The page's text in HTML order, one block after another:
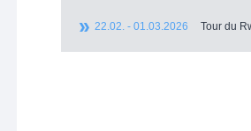
22.02. - 01.03.2026 Tour du